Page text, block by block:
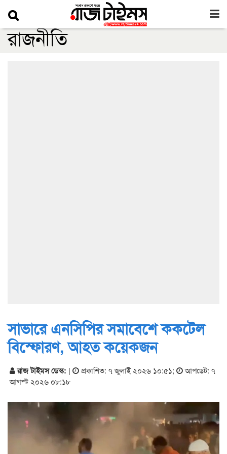
রাজনীতি
সাভারে এনসিপির সমাবেশে ককটেল
বিস্ফোরণ, আহত কয়েকজন
রাজ টাইমস ডেস্ক: | প্রকাশিত: ৭ জুলাই ২০২৬ ১০:৫১;
আপডেট: ৭
আগস্ট ২০২৬ ০৮:১৮